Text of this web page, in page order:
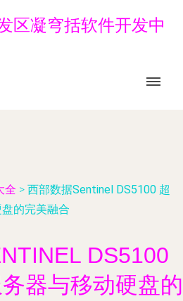
区凝穹括软件开发中
全 > 西部数据Sentinel DS5100 超
的完美融合
DS5100
器与移动硬盘的